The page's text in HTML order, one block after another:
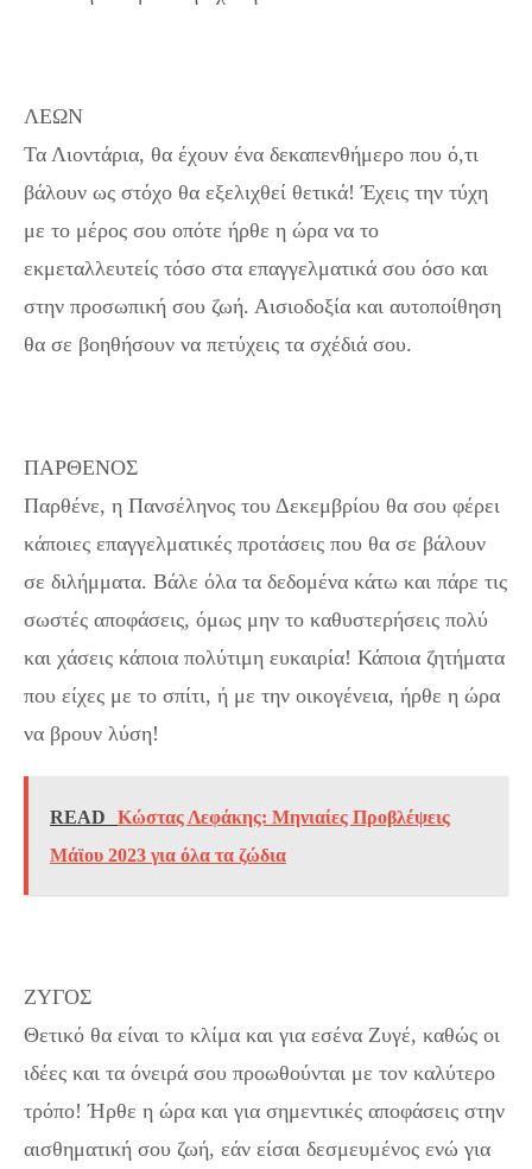
ΛΕΩΝ
Τα Λιοντάρια, θα έχουν ένα δεκαπενθήμερο που ό,τι
βάλουν ως στόχο θα εξελιχθεί θετικά! Έχεις την τύχη
με το μέρος σου οπότε ήρθε η ώρα να το
εκμεταλλευτείς τόσο στα επαγγελματικά σου όσο και
στην προσωπική σου ζωή. Αισιοδοξία και αυτοποίθηση
θα σε βοηθήσουν να πετύχεις τα σχέδιά σου.
ΠΑΡΘΕΝΟΣ
Παρθένε, η Πανσέληνος του Δεκεμβρίου θα σου φέρει
κάποιες επαγγελματικές προτάσεις που θα σε βάλουν
σε διλήμματα. Βάλε όλα τα δεδομένα κάτω και πάρε τις
σωστές αποφάσεις, όμως μην το καθυστερήσεις πολύ
και χάσεις κάποια πολύτιμη ευκαιρία! Κάποια ζητήματα
που είχες με το σπίτι, ή με την οικογένεια, ήρθε η ώρα
να βρουν λύση!
READ
Κώστας Λεφάκης: Μηνιαίες Προβλέψεις
Μάϊου 2023 για όλα τα ζώδια
ΖΥΓΟΣ
Θετικό θα είναι το κλίμα και για εσένα Ζυγέ, καθώς οι
ιδέες και τα όνειρά σου προωθούνται με τον καλύτερο
τρόπο! Ήρθε η ώρα και για σημεντικές αποφάσεις στην
αισθηματική σου ζωή, εάν είσαι δεσμευμένος ενώ για